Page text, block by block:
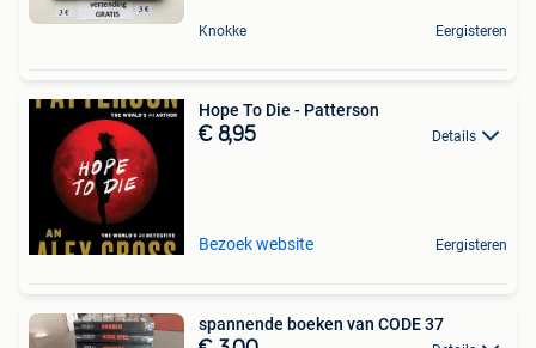
Knokke Eergisteren
Hope To Die - Patterson
€ 8,95 Details
Bezoek website Eergisteren
spannende boeken van CODE 37